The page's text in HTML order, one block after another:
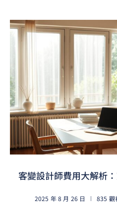
客變設計師費用大解析
2025 年 8 月 26 日 835 觀